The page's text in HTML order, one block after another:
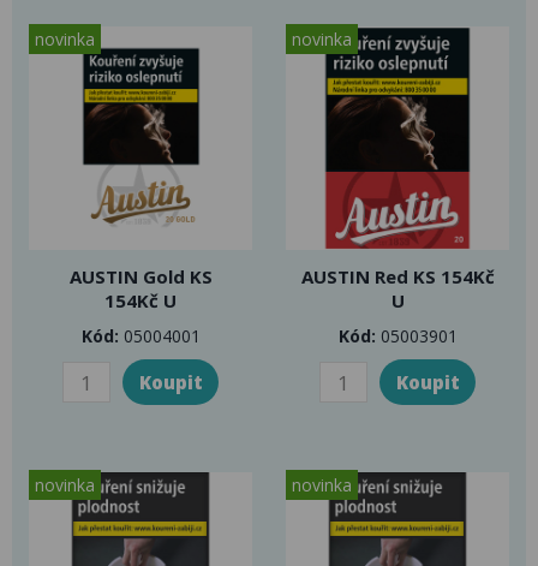
novinka
AUSTIN Gold KS
154Kč U
Kód: 05004001
novinka
AUSTIN Red KS 154Kč
U
Kód: 05003901
novinka novinka